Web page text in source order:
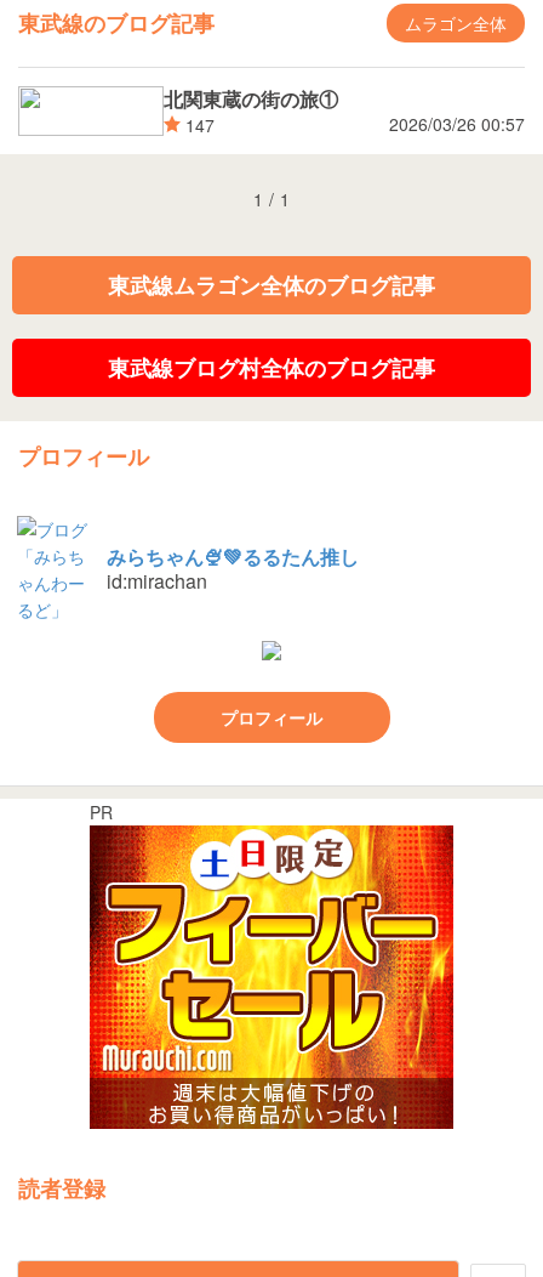
東武線のブログ記事 ムラゴン全体
北関東蔵の街の旅①
147 2026/03/26 00:57
1 / 1
東武線ムラゴン全体のブログ記事
東武線ブログ村全体のブログ記事
プロフィール
みらちゃん🍨💚るるたん推し
id:mirachan
プロフィール
PR
読者登録